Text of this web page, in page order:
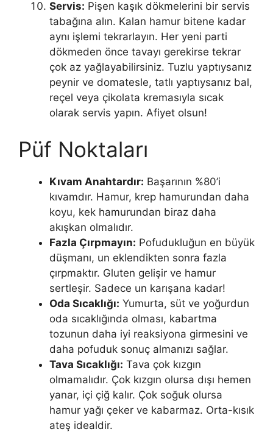
Servis: Pişen kaşık dökmelerini bir servis
tabağına alın. Kalan hamur bitene kadar
aynı işlemi tekrarlayın. Her yeni parti
dökmeden önce tavayı gerekirse tekrar
çok az yağlayabilirsiniz. Tuzlu yaptıysanız
peynir ve domatesle, tatlı yaptıysanız bal,
reçel veya çikolata kremasıyla sıcak
olarak servis yapın. Afiyet olsun!
Püf Noktaları
Kıvam Anahtardır: Başarının %80’i
kıvamdır. Hamur, krep hamurundan daha
koyu, kek hamurundan biraz daha
akışkan olmalıdır.
Fazla Çırpmayın: Pofudukluğun en büyük
düşmanı, un eklendikten sonra fazla
çırpmaktır. Gluten gelişir ve hamur
sertleşir. Sadece un karışana kadar!
Oda Sıcaklığı: Yumurta, süt ve yoğurdun
oda sıcaklığında olması, kabartma
tozunun daha iyi reaksiyona girmesini ve
daha pofuduk sonuç almanızı sağlar.
Tava Sıcaklığı: Tava çok kızgın
olmamalıdır. Çok kızgın olursa dışı hemen
yanar, içi çiğ kalır. Çok soğuk olursa
hamur yağı çeker ve kabarmaz. Orta-kısık
ateş idealdir.